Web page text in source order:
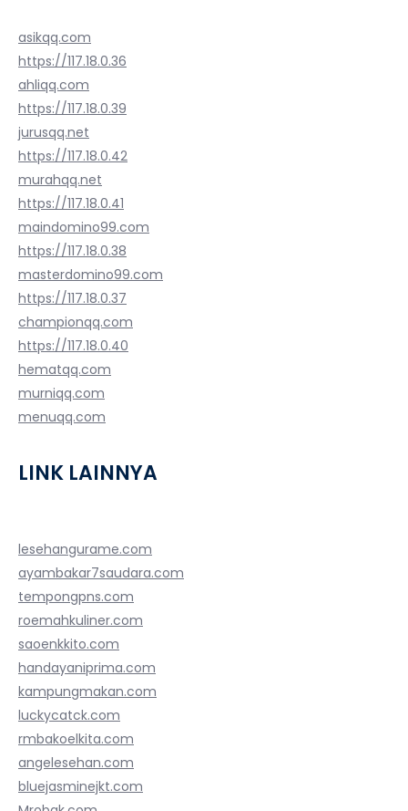
asikqq.com
https://117.18.0.36
ahliqq.com
https://117.18.0.39
jurusqq.net
https://117.18.0.42
murahqq.net
https://117.18.0.41
maindomino99.com
https://117.18.0.38
masterdomino99.com
https://117.18.0.37
championqq.com
https://117.18.0.40
hematqq.com
murniqq.com
menuqq.com
LINK LAINNYA
lesehangurame.com
ayambakar7saudara.com
tempongpns.com
roemahkuliner.com
saoenkkito.com
handayaniprima.com
kampungmakan.com
luckycatck.com
rmbakoelkita.com
angelesehan.com
bluejasminejkt.com